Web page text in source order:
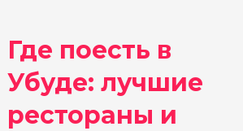
Где поесть в
Убуде: лучшие
рестораны и